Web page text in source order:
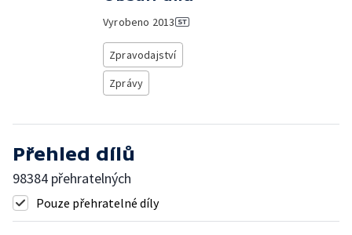
Vyrobeno 2013
Zpravodajství
Zprávy
Přehled dílů
98384 přehratelných
Pouze přehratelné díly